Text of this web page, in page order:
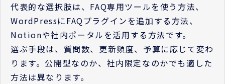
代表的な選択肢は、FAQ専用ツールを使う方法、
WordPressにFAQプラグインを追加する方法、
Notionや社内ポータルを活用する方法です。
選ぶ手段は、質問数、更新頻度、予算に応じて変わ
ります。公開型なのか、社内限定なのかでも適した
方法は異なります。